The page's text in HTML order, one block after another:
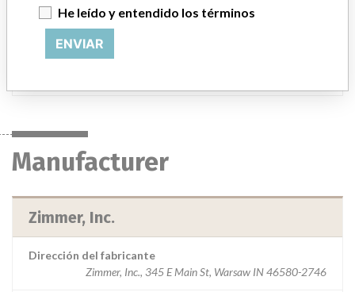
130D, 135D and 140D, VERSA-FX STANDARD TUBE, 1 and
VERSA-FX SPRCNDLR TUBE, 9 || Item codes starting with
001980, 001981, 0011990 and 0011991
Manufacturer
Zimmer, Inc.
Dirección del fabricante
Zimmer, Inc., 345 E Main St, Warsaw IN 46580-2746
He leído y entendido los términos
ENVIAR